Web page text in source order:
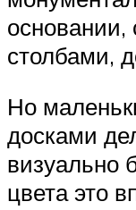
столбами,
Но
досками
визуально
цвета это